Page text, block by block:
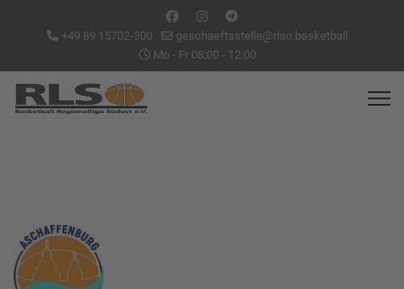
+49 89 15702-300
geschaeftsstelle@rlso.basketball
Mo - Fr 08:00 - 12:00